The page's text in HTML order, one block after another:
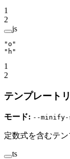
1
2
js
"o"
"h"
1
2
テンプレート
モード: --minify-
定数式を含むテ
ts